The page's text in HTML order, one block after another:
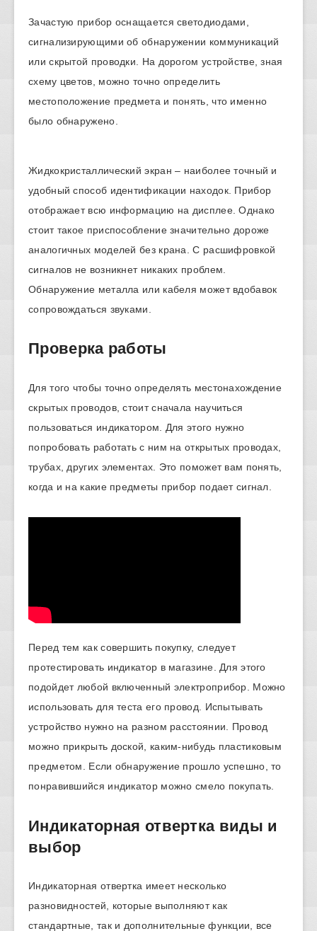
Зачастую прибор оснащается светодиодами,
сигнализирующими об обнаружении коммуникаций
или скрытой проводки. На дорогом устройстве, зная
схему цветов, можно точно определить
местоположение предмета и понять, что именно
было обнаружено.
Жидкокристаллический экран – наиболее точный и
удобный способ идентификации находок. Прибор
отображает всю информацию на дисплее. Однако
стоит такое приспособление значительно дороже
аналогичных моделей без крана. С расшифровкой
сигналов не возникнет никаких проблем.
Обнаружение металла или кабеля может вдобавок
сопровождаться звуками.
Проверка работы
Для того чтобы точно определять местонахождение
скрытых проводов, стоит сначала научиться
пользоваться индикатором. Для этого нужно
попробовать работать с ним на открытых проводах,
трубах, других элементах. Это поможет вам понять,
когда и на какие предметы прибор подает сигнал.
Перед тем как совершить покупку, следует
протестировать индикатор в магазине. Для этого
подойдет любой включенный электроприбор. Можно
использовать для теста его провод. Испытывать
устройство нужно на разном расстоянии. Провод
можно прикрыть доской, каким-нибудь пластиковым
предметом. Если обнаружение прошло успешно, то
понравившийся индикатор можно смело покупать.
Индикаторная отвертка виды и
выбор
Индикаторная отвертка имеет несколько
разновидностей, которые выполняют как
стандартные, так и дополнительные функции, все